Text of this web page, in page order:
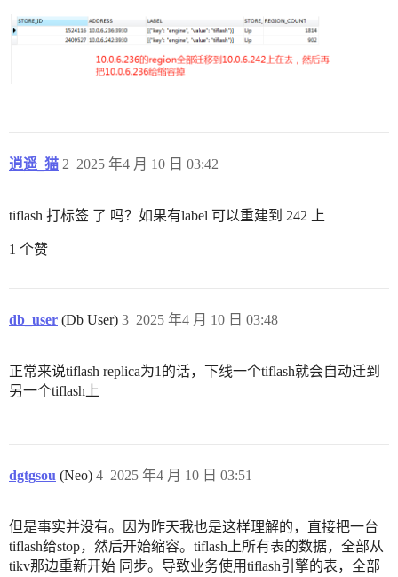
逍遥_猫 2025 年4 月 10 日 03:42
2
tiflash 打标签 了 吗？如果有label 可以重建到 242 上
1 个赞
db_user (Db User) 2025 年4 月 10 日 03:48
3
正常来说tiflash replica为1的话，下线一个tiflash就会自动迁到
另一个tiflash上
dgtgsou (Neo) 2025 年4 月 10 日 03:51
4
但是事实并没有。因为昨天我也是这样理解的，直接把一台
tiflash给stop，然后开始缩容。tiflash上所有表的数据，全部从
tikv那边重新开始 同步。导致业务使用tiflash引擎的表，全部